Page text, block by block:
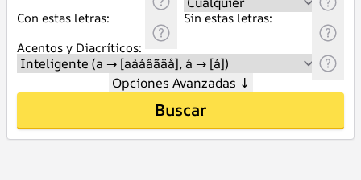
Con estas letras:
Sin estas letras:
Acentos y Diacríticos:
Opciones Avanzadas ↓
Buscar